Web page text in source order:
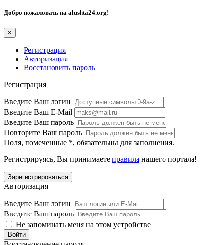
Добро пожаловать на alushta24.org!
×
Регистрация
Авторизация
Восстановить пароль
Регистрация
Введите Ваш логин
Введите Ваш E-Mail
Введите Ваш пароль
Повторите Ваш пароль
Поля, помеченные *, обязательны для заполнения.
Регистрируясь, Вы принимаете правила нашего портала!
Авторизация
Введите Ваш логин
Введите Ваш пароль
Не запоминать меня на этом устройстве